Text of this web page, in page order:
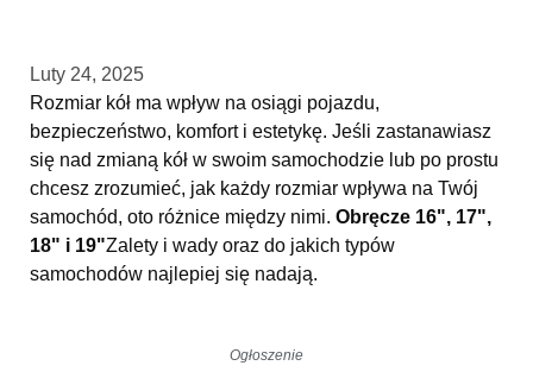
Luty 24, 2025
Rozmiar kół ma wpływ na osiągi pojazdu,
bezpieczeństwo, komfort i estetykę. Jeśli zastanawiasz
się nad zmianą kół w swoim samochodzie lub po prostu
chcesz zrozumieć, jak każdy rozmiar wpływa na Twój
samochód, oto różnice między nimi. Obręcze 16", 17",
18" i 19"Zalety i wady oraz do jakich typów
samochodów najlepiej się nadają.
Ogłoszenie